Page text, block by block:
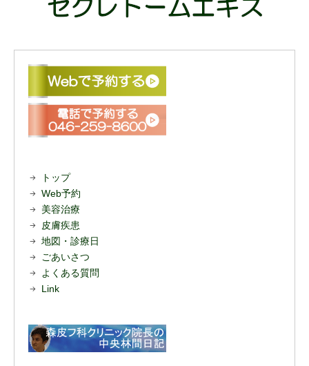
トップ
Web予約
美容治療
皮膚疾患
地図・診療日
ごあいさつ
よくある質問
Link